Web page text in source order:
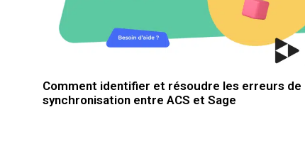
Comment identifier et résoudre les erreurs de
synchronisation entre ACS et Sage